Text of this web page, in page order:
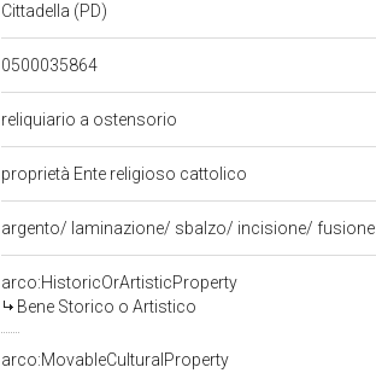
Cittadella (PD)
0500035864
reliquiario a ostensorio
proprietà Ente religioso cattolico
argento/ laminazione/ sbalzo/ incisione/ fusione
arco:HistoricOrArtisticProperty
Bene Storico o Artistico
arco:MovableCulturalProperty